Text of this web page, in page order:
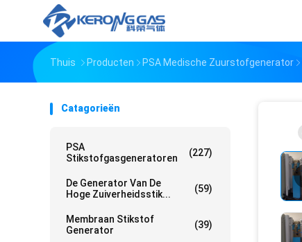
Thuis Producten PSA Medische Zuurstofgenerator
Catagorieën
PSA
Stikstofgasgeneratoren
(227)
De Generator Van De
Hoge Zuiverheidsstik...
(59)
Membraan Stikstof
Generator
(39)